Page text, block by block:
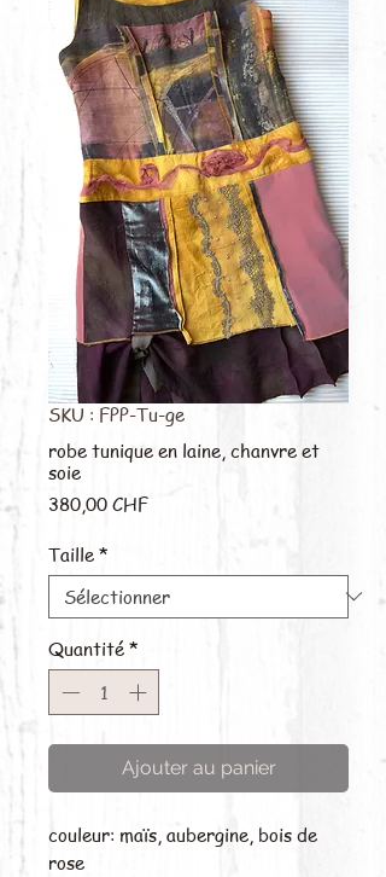
SKU : FPP-Tu-ge
robe tunique en laine, chanvre et
soie
380,00 CHFPrix
Taille *
Quantité *
Ajouter au panier
couleur: maïs, aubergine, bois de
rose